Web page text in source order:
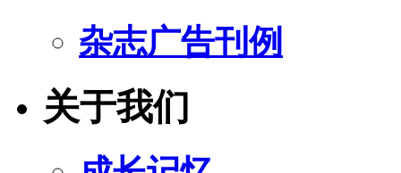
杂志广告刊例
关于我们